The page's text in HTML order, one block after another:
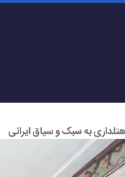
هتلداری به سبک و سیاق ایرانی